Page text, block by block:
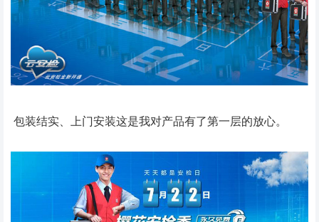
包装结实、上门安装这是我对产品有了第一层的放心。